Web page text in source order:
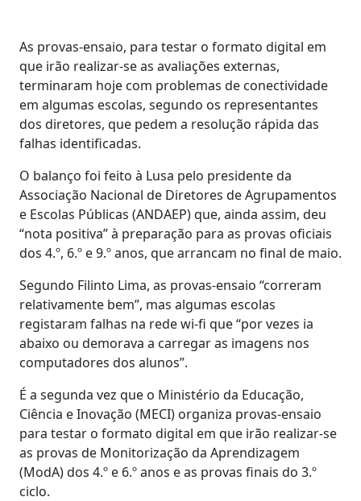
As provas-ensaio, para testar o formato digital em
que irão realizar-se as avaliações externas,
terminaram hoje com problemas de conectividade
em algumas escolas, segundo os representantes
dos diretores, que pedem a resolução rápida das
falhas identificadas.
O balanço foi feito à Lusa pelo presidente da
Associação Nacional de Diretores de Agrupamentos
e Escolas Públicas (ANDAEP) que, ainda assim, deu
“nota positiva” à preparação para as provas oficiais
dos 4.º, 6.º e 9.º anos, que arrancam no final de maio.
Segundo Filinto Lima, as provas-ensaio “correram
relativamente bem”, mas algumas escolas
registaram falhas na rede wi-fi que “por vezes ia
abaixo ou demorava a carregar as imagens nos
computadores dos alunos”.
É a segunda vez que o Ministério da Educação,
Ciência e Inovação (MECI) organiza provas-ensaio
para testar o formato digital em que irão realizar-se
as provas de Monitorização da Aprendizagem
(ModA) dos 4.º e 6.º anos e as provas finais do 3.º
ciclo.